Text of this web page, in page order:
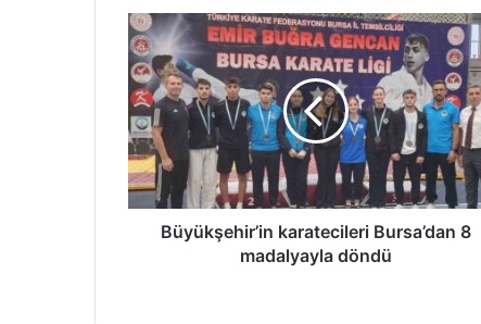
Büyükşehir’in
karatecileri
Bursa’dan
8
madalyayla
döndü
Büyükşehir’in karatecileri Bursa’dan 8
madalyayla döndü